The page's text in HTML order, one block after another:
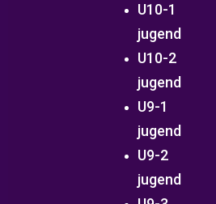
U10-1
jugend
U10-2
jugend
U9-1
jugend
U9-2
jugend